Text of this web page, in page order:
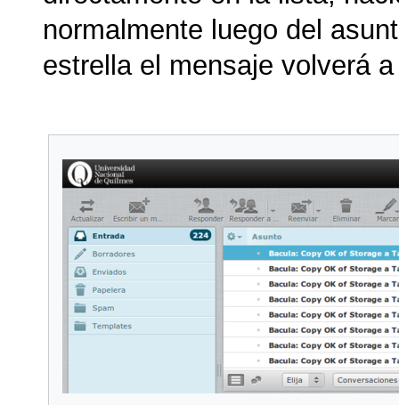
normalmente luego del
estrella el mensaje volverá